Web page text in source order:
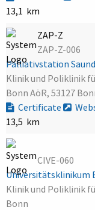
13,1 km
ZAP-Z
ZAP-Z-006
Palliativstation
Klinik und Poliklinik
Bonn AöR, 53127
Certificate
13,5 km
CIVE-060
Universitätsklinikum
Klinik und Poliklinik
Bonn